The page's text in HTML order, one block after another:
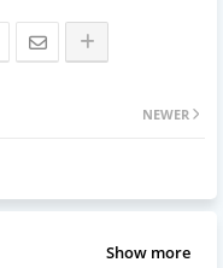
NEWER
Show more